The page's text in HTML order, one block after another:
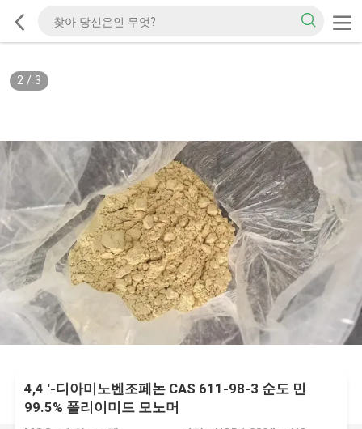
2/ 3
4,4 '-디아미노벤조페논 CAS 611-98-3 순도 민
99.5% 폴리이미드 모노머